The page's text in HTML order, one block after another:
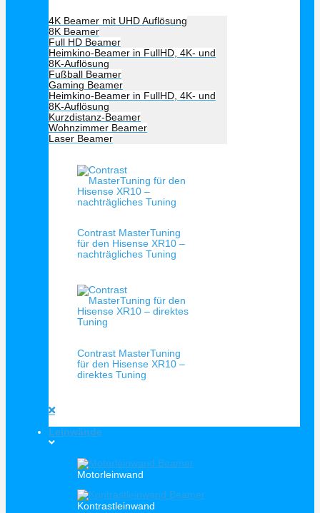
4K Beamer mit UHD Auflösung
8K Beamer
Full HD Beamer
Heimkino-Beamer in FullHD, 4K- und
8K-Auflösung
Fußball Beamer
Gaming Beamer
Heimkino-Beamer in FullHD, 4K- und
8K-Auflösung
Kurzdistanz-Beamer
Wohnzimmer Beamer
Laser Beamer
Contrast MasterTuning
für den Hisense XR10 –
nachträgliches Tuning
Contrast MasterTuning
für den Hisense XR10 –
direktes Tuning
Leinwände
Motorleinwand
Kontrastleinwand